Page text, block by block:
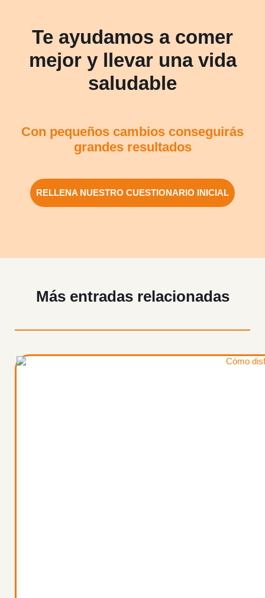
Te ayudamos a comer
mejor y llevar una vida
saludable
Con pequeños cambios conseguirás
grandes resultados
RELLENA NUESTRO CUESTIONARIO INICIAL
Más entradas relacionadas